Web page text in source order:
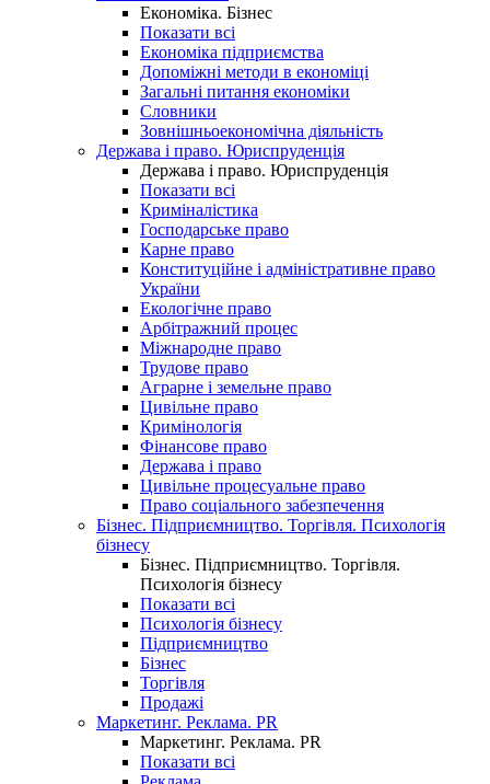
Економіка. Бізнес
Показати всі
Економіка підприємства
Допоміжні методи в економіці
Загальні питання економіки
Словники
Зовнішньоекономічна діяльність
Держава і право. Юриспруденція
Держава і право. Юриспруденція
Показати всі
Криміналістика
Господарське право
Карне право
Конституційне і адміністративне право
України
Екологічне право
Арбітражний процес
Міжнародне право
Трудове право
Аграрне і земельне право
Цивільне право
Кримінологія
Фінансове право
Держава і право
Цивільне процесуальне право
Право соціального забезпечення
Бізнес. Підприємництво. Торгівля. Психологія
бізнесу
Бізнес. Підприємництво. Торгівля.
Психологія бізнесу
Показати всі
Психологія бізнесу
Підприємництво
Бізнес
Торгівля
Продажі
Маркетинг. Реклама. PR
Маркетинг. Реклама. PR
Показати всі